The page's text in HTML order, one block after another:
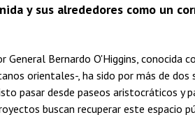
y sus alrededores como un
General Bernardo O'Higgins,
orientales-, ha sido por más de
pasar desde paseos aristocráticos y
buscan recuperar este espacio